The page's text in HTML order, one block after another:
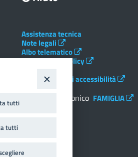
Assistenza tecnica
Note legali
Albo telematico
Social Media Policy
Dichiarazione di accessibilità
Registro elettronico FAMIGLIA
tutti
tutti